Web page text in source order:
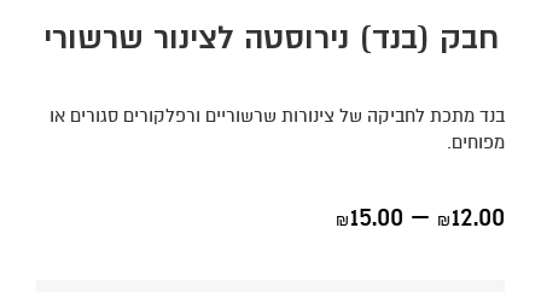
חבק (בנד) נירוסטה לצינור שרשורי
בנד מתכת לחביקה של צינורות שרשוריים ורפלקורים סגורים או
מפוחים.
₪12.00
–
₪15.00